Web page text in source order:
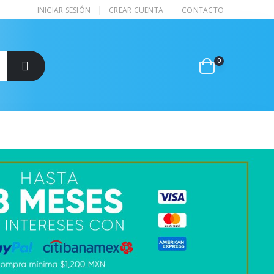
INICIAR SESIÓN CREAR CUENTA CONTACTO
0